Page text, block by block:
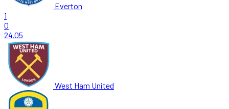
Everton
1
0
24.05
West Ham United